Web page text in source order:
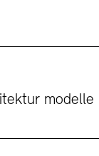
modelle